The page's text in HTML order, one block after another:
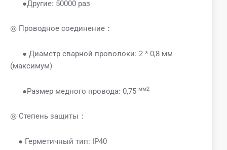
●Другие: 50000 раз
◎ Проводное соединение：
● Диаметр сварной проволоки: 2 * 0,8 мм
(максимум)
●Размер медного провода: 0,75 мм2
◎ Степень защиты：
● Герметичный тип: IP40